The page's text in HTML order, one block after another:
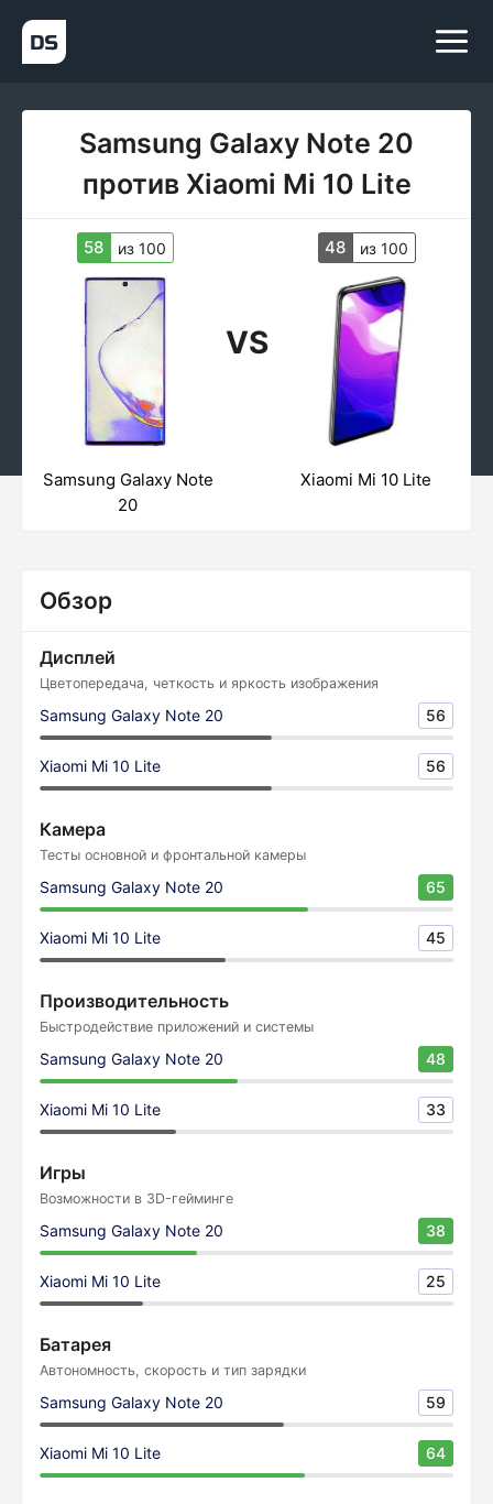
Samsung Galaxy Note 20
против Xiaomi Mi 10 Lite
58 из 100
VS
48 из 100
Samsung Galaxy Note
20
Xiaomi Mi 10 Lite
Обзор
Дисплей
Цветопередача, четкость и яркость изображения
Samsung Galaxy Note 20 56
Xiaomi Mi 10 Lite 56
Камера
Тесты основной и фронтальной камеры
Samsung Galaxy Note 20 65
Xiaomi Mi 10 Lite 45
Производительность
Быстродействие приложений и системы
Samsung Galaxy Note 20 48
Xiaomi Mi 10 Lite 33
Игры
Возможности в 3D-гейминге
Samsung Galaxy Note 20 38
Xiaomi Mi 10 Lite 25
Батарея
Автономность, скорость и тип зарядки
Samsung Galaxy Note 20 59
Xiaomi Mi 10 Lite 64